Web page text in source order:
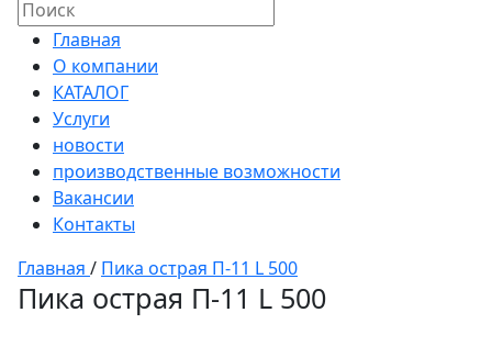
Главная
О компании
КАТАЛОГ
Услуги
новости
производственные возможности
Вакансии
Контакты
Главная / Пика острая П-11 L 500
Пика острая П-11 L 500